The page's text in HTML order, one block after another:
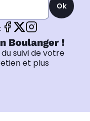
Ok
Boulanger !
suivi de votre
et plus